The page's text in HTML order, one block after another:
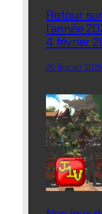
Retour
l’année
4 février
20 février 2025